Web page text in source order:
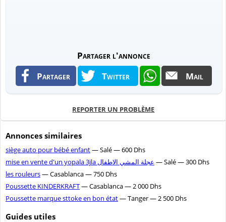
Partager l'annonce
Partager Twitter Mail
REPORTER UN PROBLÈME
Annonces similaires
siège auto pour bébé enfant— Salé — 600 Dhs
mise en vente d'un yopala 3jla عجلة المشي الاطفال — Salé — 300 Dhs
les rouleurs— Casablanca — 750 Dhs
Poussette KINDERKRAFT— Casablanca — 2 000 Dhs
Poussette marque sttoke en bon état— Tanger — 2 500 Dhs
Guides utiles